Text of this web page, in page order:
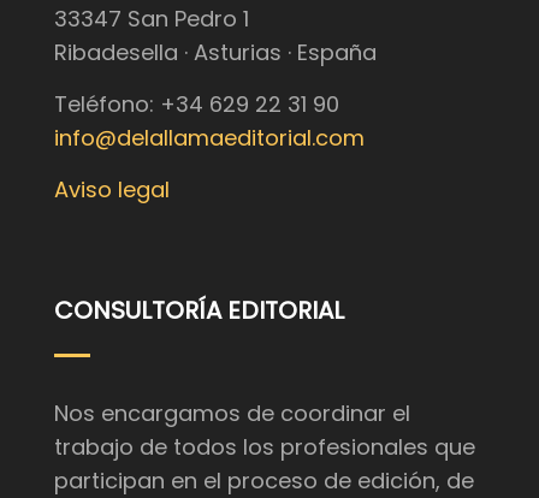
33347 San Pedro 1
Ribadesella · Asturias · España
Teléfono: +34 629 22 31 90
info@delallamaeditorial.com
Aviso legal
CONSULTORÍA EDITORIAL
Nos encargamos de coordinar el
trabajo de todos los profesionales que
participan en el proceso de edición, de